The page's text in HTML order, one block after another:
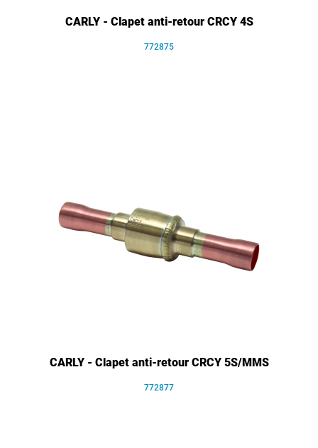
CARLY - Clapet anti-retour CRCY 4S
772875
CARLY - Clapet anti-retour CRCY 5S/MMS
772877